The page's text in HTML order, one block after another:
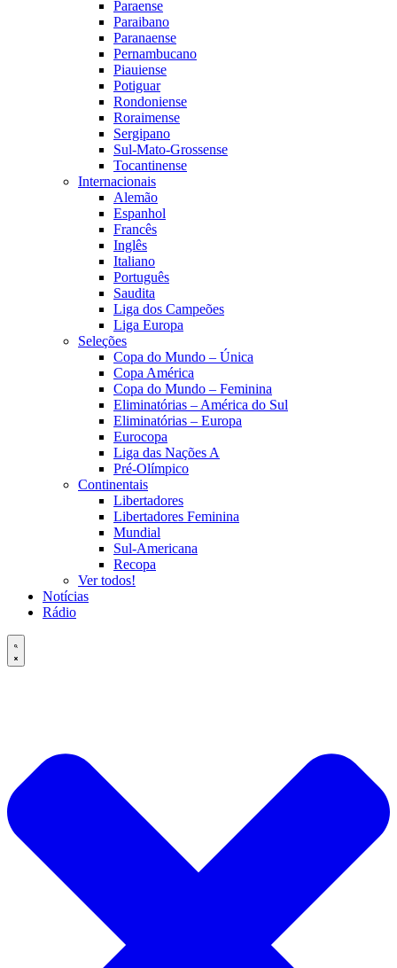
Paraense
Paraibano
Paranaense
Pernambucano
Piauiense
Potiguar
Rondoniense
Roraimense
Sergipano
Sul-Mato-Grossense
Tocantinense
Internacionais
Alemão
Espanhol
Francês
Inglês
Italiano
Português
Saudita
Liga dos Campeões
Liga Europa
Seleções
Copa do Mundo – Única
Copa América
Copa do Mundo – Feminina
Eliminatórias – América do Sul
Eliminatórias – Europa
Eurocopa
Liga das Nações A
Pré-Olímpico
Continentais
Libertadores
Libertadores Feminina
Mundial
Sul-Americana
Recopa
Ver todos!
Notícias
Rádio